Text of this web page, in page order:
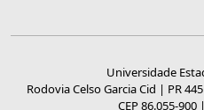
Universidade
Rodovia Celso Garcia Cid | PR
CEP 86.055-